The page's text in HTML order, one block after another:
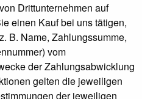
Drittunternehmen auf
einen Kauf bei uns tätigen,
B. Name, Zahlungssumme,
vom
der Zahlungsabwicklung
gelten die jeweiligen
der jeweiligen